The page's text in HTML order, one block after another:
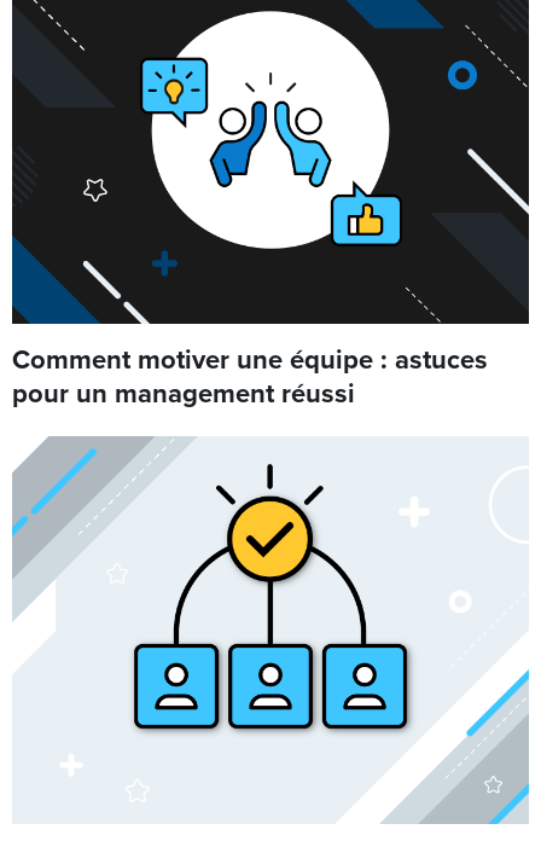
Comment motiver une équipe : astuces
pour un management réussi